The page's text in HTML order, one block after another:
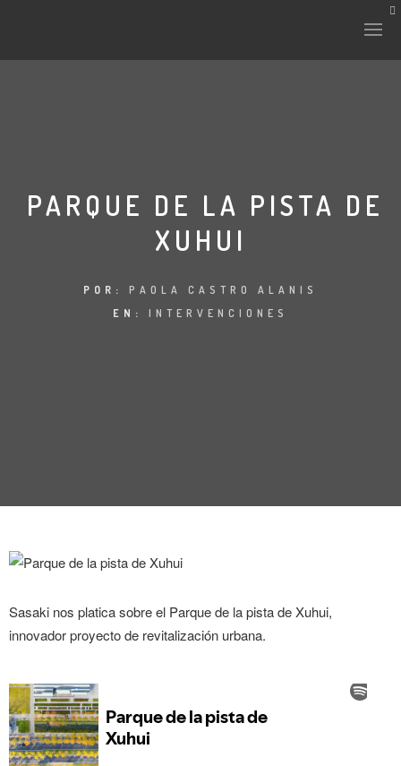
INTERVENCIONES
LANDUUM
COLABORADORES
PARQUE DE LA PISTA DE
XUHUI
POR: PAOLA CASTRO ALANIS
EN: INTERVENCIONES
Sasaki nos platica sobre el Parque de la pista de Xuhui,
innovador proyecto de revitalización urbana.